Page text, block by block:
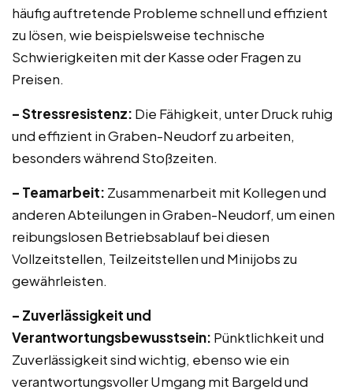
häufig auftretende Probleme schnell und effizient
zu lösen, wie beispielsweise technische
Schwierigkeiten mit der Kasse oder Fragen zu
Preisen.
– Stressresistenz: Die Fähigkeit, unter Druck ruhig
und effizient in Graben-Neudorf zu arbeiten,
besonders während Stoßzeiten.
– Teamarbeit: Zusammenarbeit mit Kollegen und
anderen Abteilungen in Graben-Neudorf, um einen
reibungslosen Betriebsablauf bei diesen
Vollzeitstellen, Teilzeitstellen und Minijobs zu
gewährleisten.
– Zuverlässigkeit und
Verantwortungsbewusstsein: Pünktlichkeit und
Zuverlässigkeit sind wichtig, ebenso wie ein
verantwortungsvoller Umgang mit Bargeld und